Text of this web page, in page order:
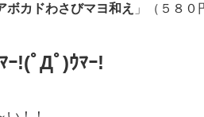
ボカドわさびマヨ和え 」（５８０
ｰ!(ﾟДﾟ)ｳﾏｰ!